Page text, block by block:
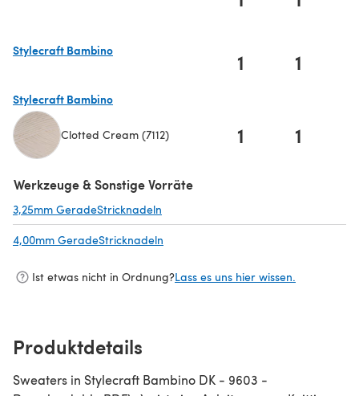
Stylecraft Bambino
1 1
Stylecraft Bambino
Clotted Cream (7112) 1 1
Werkzeuge & Sonstige Vorräte
3,25mm GeradeStricknadeln
4,00mm GeradeStricknadeln
Ist etwas nicht in Ordnung?Lass es uns hier wissen.
Produktdetails
Sweaters in Stylecraft Bambino DK - 9603 -